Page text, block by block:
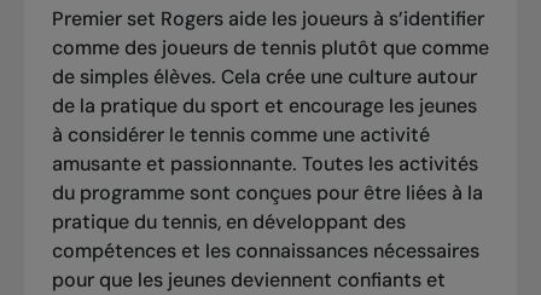
Premier set Rogers aide les joueurs à s’identifier
comme des joueurs de tennis plutôt que comme
de simples élèves. Cela crée une culture autour
de la pratique du sport et encourage les jeunes
à considérer le tennis comme une activité
amusante et passionnante. Toutes les activités
du programme sont conçues pour être liées à la
pratique du tennis, en développant des
compétences et les connaissances nécessaires
pour que les jeunes deviennent confiants et